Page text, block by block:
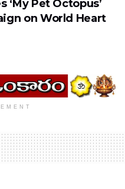
‘My Pet Octopus’
on World Heart